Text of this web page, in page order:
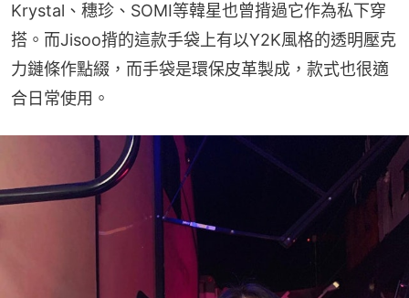
Krystal、穗珍、SOMI等韓星也曾揹過它作為私下穿
搭。而Jisoo揹的這款手袋上有以Y2K風格的透明壓克
力鏈條作點綴，而手袋是環保皮革製成，款式也很適
合日常使用。